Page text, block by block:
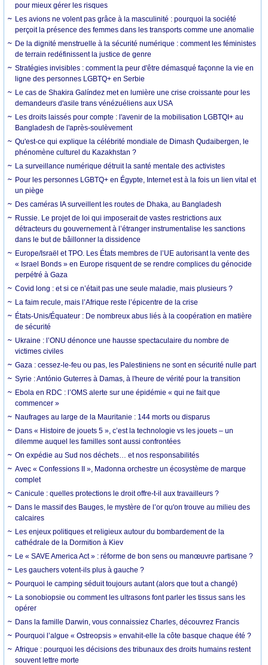
pour mieux gérer les risques
Les avions ne volent pas grâce à la masculinité : pourquoi la société
perçoit la présence des femmes dans les transports comme une anomalie
De la dignité menstruelle à la sécurité numérique : comment les féministes
de terrain redéfinissent la justice de genre
Stratégies invisibles : comment la peur d'être démasqué façonne la vie en
ligne des personnes LGBTQ+ en Serbie
Le cas de Shakira Galíndez met en lumière une crise croissante pour les
demandeurs d'asile trans vénézuéliens aux USA
Les droits laissés pour compte : l'avenir de la mobilisation LGBTQI+ au
Bangladesh de l'après-soulèvement
Qu'est-ce qui explique la célébrité mondiale de Dimash Qudaibergen, le
phénomène culturel du Kazakhstan ?
La surveillance numérique détruit la santé mentale des activistes
Pour les personnes LGBTQ+ en Égypte, Internet est à la fois un lien vital et
un piège
Des caméras IA surveillent les routes de Dhaka, au Bangladesh
Russie. Le projet de loi qui imposerait de vastes restrictions aux
détracteurs du gouvernement à l’étranger instrumentalise les sanctions
dans le but de bâillonner la dissidence
Europe/Israël et TPO. Les États membres de l’UE autorisant la vente des
« Israel Bonds » en Europe risquent de se rendre complices du génocide
perpétré à Gaza
Covid long : et si ce n’était pas une seule maladie, mais plusieurs ?
La faim recule, mais l’Afrique reste l’épicentre de la crise
États-Unis/Équateur : De nombreux abus liés à la coopération en matière
de sécurité
Ukraine : l’ONU dénonce une hausse spectaculaire du nombre de
victimes civiles
Gaza : cessez-le-feu ou pas, les Palestiniens ne sont en sécurité nulle part
Syrie : António Guterres à Damas, à l'heure de vérité pour la transition
Ebola en RDC : l’OMS alerte sur une épidémie « qui ne fait que
commencer »
Naufrages au large de la Mauritanie : 144 morts ou disparus
Dans « Histoire de jouets 5 », c’est la technologie vs les jouets – un
dilemme auquel les familles sont aussi confrontées
On expédie au Sud nos déchets… et nos responsabilités
Avec « Confessions II », Madonna orchestre un écosystème de marque
complet
Canicule : quelles protections le droit offre-t-il aux travailleurs ?
Dans le massif des Bauges, le mystère de l’or qu'on trouve au milieu des
calcaires
Les enjeux politiques et religieux autour du bombardement de la
cathédrale de la Dormition à Kiev
Le « SAVE America Act » : réforme de bon sens ou manœuvre partisane ?
Les gauchers votent-ils plus à gauche ?
Pourquoi le camping séduit toujours autant (alors que tout a changé)
La sonobiopsie ou comment les ultrasons font parler les tissus sans les
opérer
Dans la famille Darwin, vous connaissiez Charles, découvrez Francis
Pourquoi l’algue « Ostreopsis » envahit-elle la côte basque chaque été ?
Afrique : pourquoi les décisions des tribunaux des droits humains restent
souvent lettre morte